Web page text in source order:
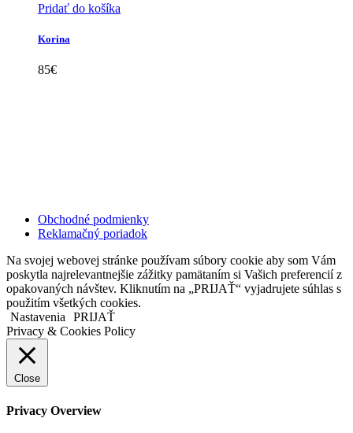
Pridať do košíka
Korina
85€
Obchodné podmienky
Reklamačný poriadok
Na svojej webovej stránke používam súbory cookie aby som Vám
poskytla najrelevantnejšie zážitky pamätaním si Vašich preferencií z
opakovaných návštev. Kliknutím na „PRIJAŤ“ vyjadrujete súhlas s
použitím všetkých cookies.
Nastavenia
PRIJAŤ
Privacy & Cookies Policy
Close
Privacy Overview